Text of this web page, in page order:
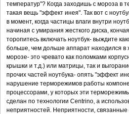
температур"? Когда заходишь с мороза в
такая вещь "эффект инея". Так вот с
в момент, когда частицы влаги внутри
начиная с умирания жесткого диска,
торопитесь включать ноутбук- выждите
больше, чем дольше аппарат находился в
морозе- это чревато как поломками
крышки и т.д.) или матрицы, так и
прочих частей ноутбука- опять "эффект
нарушение терморежимов работы
процессорами, у которых эти
сделан по технологии Centrino, а
неприятностей. Неприятности, связанные